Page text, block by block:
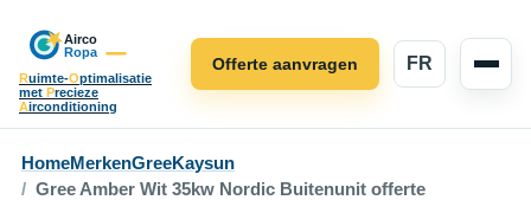
Ruimte-Optimalisatie
met Precieze
Airconditioning
FR
Offerte aanvragen
HomeMerkenGreeKaysun
Gree Amber Wit 35kw Nordic Buitenunit offerte